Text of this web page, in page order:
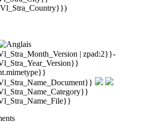
| zpad:2}}-